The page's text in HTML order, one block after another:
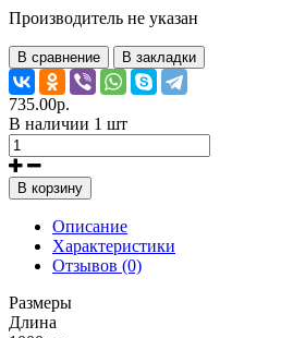
Производитель не указан
В сравнение В закладки
735.00р.
В наличии 1 шт
В корзину
Описание
Характеристики
Отзывов (0)
Размеры
Длина